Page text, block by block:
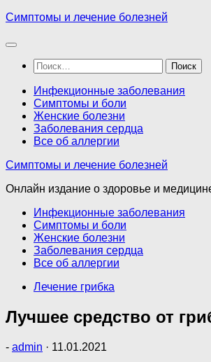
Перейти
содержимому
Симптомы и лечение болезней
Найти:
Инфекционные заболевания
Симптомы и боли
Женские болезни
Заболевания сердца
Все об аллергии
Симптомы и лечение болезней
Онлайн издание о здоровье и
Инфекционные заболевания
Симптомы и боли
Женские болезни
Заболевания сердца
Все об аллергии
Лечение грибка
Лучшее средство от
- admin · 11.01.2021